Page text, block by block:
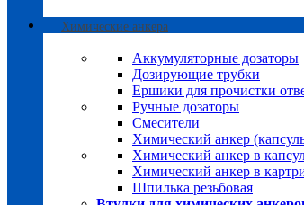
Химические анкера
Аккумуляторные дозаторы
Дозирующие трубки
Ершики для прочистки
Ручные дозаторы
Смесители
Химический анкер
Химический анкер в
Химический анкер в
Шпилька резьбовая